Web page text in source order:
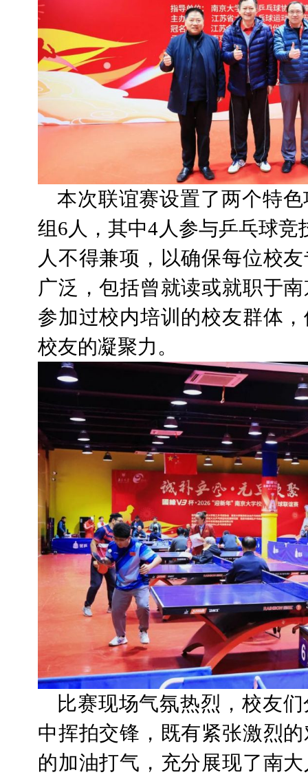
本次联谊赛设置了两个特
组6人，其中4人参与乒乓球
人不得兼项，以确保每位校
广泛，包括曾就读或就职于
参加过校内培训的校友群体
校友的凝聚力。
比赛现场气氛热烈，校友
中挥拍交锋，既有紧张激烈
的加油打气，充分展现了南